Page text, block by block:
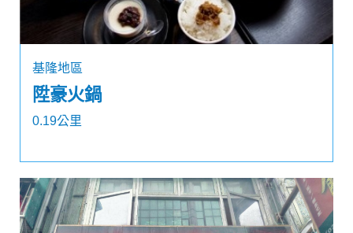
基隆地區
陞豪火鍋
0.19公里